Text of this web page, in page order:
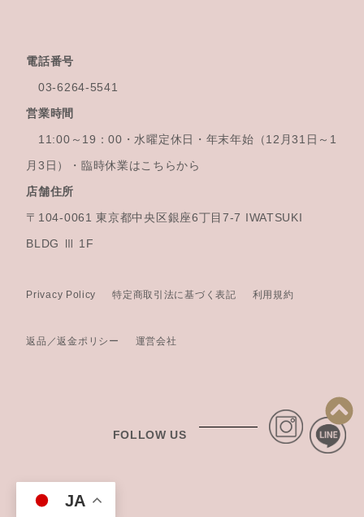
電話番号
03-6264-5541
営業時間
11:00～19：00・水曜定休日・年末年始 （12月31日～1
月3日）・臨時休業はこちらから
店舗住所
〒104-0061 東京都中央区銀座6丁目7-7 IWATSUKI
BLDG Ⅲ 1F
Privacy Policy 特定商取引法に基づく表記 利用規約
返品／返金ポリシー 運営会社
FOLLOW US
JA